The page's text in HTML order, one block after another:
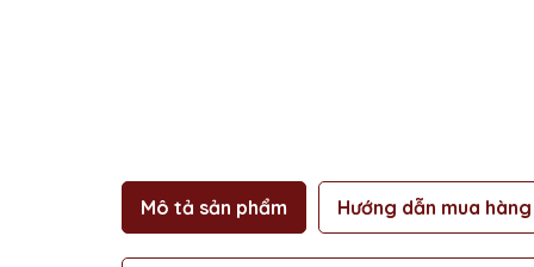
Mô tả sản phẩm Hướng dẫn mua hàng